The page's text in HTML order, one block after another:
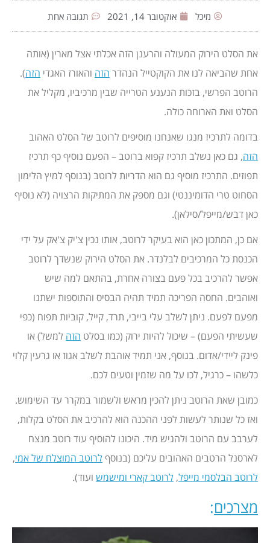
מיכל אוקטובר 14, 2021 תגובה אחת
את הסלט הירוק המעולה והרענן הזה אכלתי אצל מארין (אותה
אחת שהביאה לנו את הקוקטייל הנהדר הזה והאורז האגדי הזה).
הרוטב הפרשי, בזכות הנענע הטרייה שבין מרכיביו, מקליל את
הסלט ואת הארוחה כולה.
בדומה לתרכיז מנגו שאנחנו מוסיפים לרוטב של הסלט האהוב
הזה, גם כאן נשלב תרכיז קפוא ברוטב – הפעם נוסיף כף תרכיז
תפוזים. התרכיז מוסיף גם הוא הדריות לרוטב (בנוסף למיץ הלימון
הסחוט טרי הדומיננטי) וגם מספק את המתיקות הרצויה (לא נוסיף
כאן דבש/מייפל/סילאן).
אם כן, המתכון כאן הוא בעיקר לרוטב, אותו נכין צ'יק צ'אק על ידי
הכנסת כל המרכיבים לבלנדר. את הסלט הירוק שנשדך לרוטב
אפשר להרכיב בכל פעם בצורה אחרת, בהתאם למה שיש
ואוהבים. החסה הפריכה תמיד תהיה הבסיס והתוספות ישתנו
מפעם לפעם. ניתן לשלב עלי בייבי, תרד, קייל, קוביות תפוח (כפי
שעשיתי הפעם) – שיכול להיות ירוק (כמו בסלט הזה למשל) או
פינק ליידי/אדום. בנוסף, אני תמיד אוהבת לשלב אגוז או גרעין קלוי
כלשהו – כרגיל, לכו על מה שזמין וטעים לכם.
כמובן שאת הרוטב ניתן להכין מראש ולשמור במקרר עד השימוש.
ואז כל שנותר לעשות לפני ההכנה הוא להרכיב את הסלט בקלות,
לערבב עם הרוטב ולהגיש מיד. היכונו להוסיף עוד רוטב מנצח
לארסנל הרטבים האהובים עליכם (בנוסףלרוטב המוצלח של אמי,
לרוטב הבלסמי מייפל, לרוטב קארי ומישמש ועוד).
מצרכים: